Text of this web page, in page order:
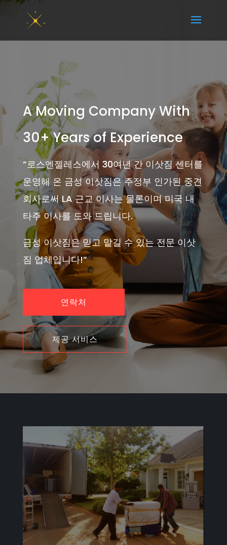
A Moving Company With
30+ Years of Experience
“로스엔젤레스에서 30여년 간 이삿짐 센터를
운영해 온 금성 이삿짐은 주정부 인가된 중견
회사로써 LA 근교 이사는 물론이며 미국 내
타주 이사를 도와 드립니다.
금성 이삿짐은 믿고 맡길 수 있는 전문 이삿
짐 업체입니다!”
연락처
제공 서비스